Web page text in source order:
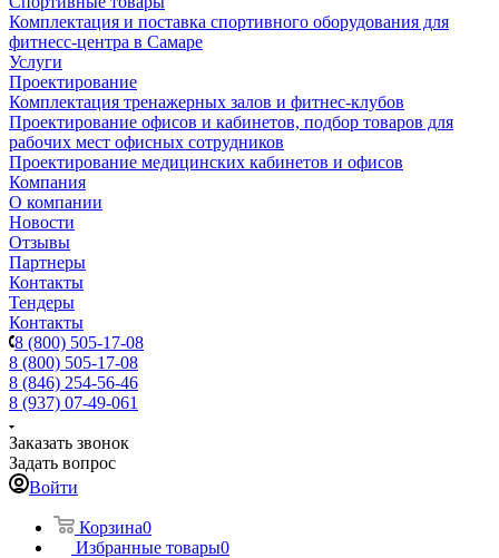
Комплектация и поставка спортивного оборудования для
фитнесс-центра в Самаре
Услуги
Проектирование
Комплектация тренажерных залов и фитнес-клубов
Проектирование офисов и кабинетов, подбор товаров для
рабочих мест офисных сотрудников
Проектирование медицинских кабинетов и офисов
Компания
О компании
Новости
Отзывы
Партнеры
Контакты
Тендеры
Контакты
8 (800) 505-17-08
8 (800) 505-17-08
8 (846) 254-56-46
8 (937) 07-49-061
Заказать звонок
Задать вопрос
Войти
Корзина0
Избранные товары0